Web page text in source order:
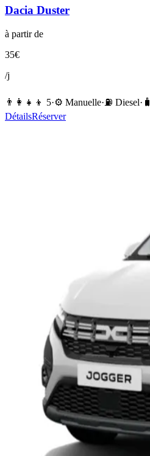
Dacia Duster
à partir de
35€
/j
👨‍👩‍👧‍👦 5·⚙️ Manuelle·⛽️ Diesel· 🧳
DétailsRéserver